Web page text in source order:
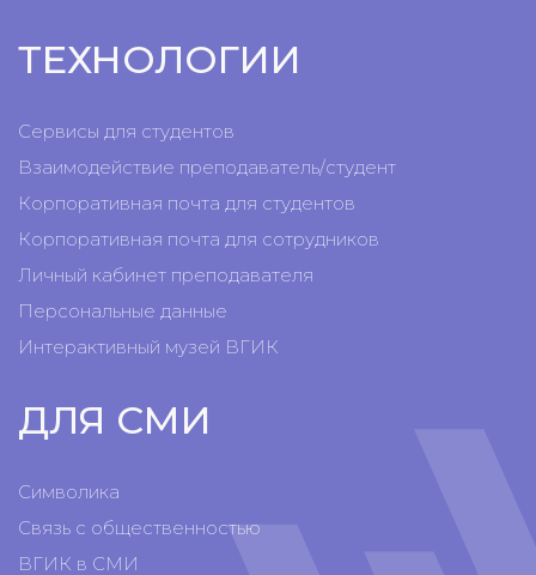
ТЕХНОЛОГИИ
Сервисы для студентов
Взаимодействие преподаватель/студент
Корпоративная почта для студентов
Корпоративная почта для сотрудников
Личный кабинет преподавателя
Персональные данные
Интерактивный музей ВГИК
ДЛЯ СМИ
Символика
Связь с общественностью
ВГИК в СМИ